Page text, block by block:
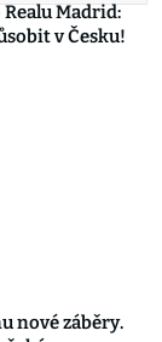
Madrid:
v Česku!
nové záběry.